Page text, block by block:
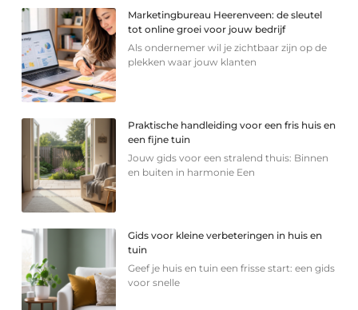
Marketingbureau Heerenveen: de sleutel
tot online groei voor jouw bedrijf
Als ondernemer wil je zichtbaar zijn op de
plekken waar jouw klanten
Praktische handleiding voor een fris huis en
een fijne tuin
Jouw gids voor een stralend thuis: Binnen
en buiten in harmonie Een
Gids voor kleine verbeteringen in huis en
tuin
Geef je huis en tuin een frisse start: een gids
voor snelle